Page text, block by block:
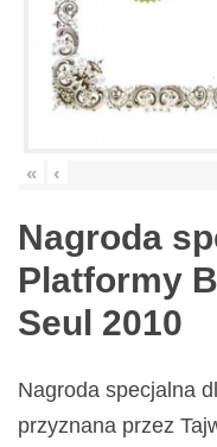
« ‹
Nagroda
Platformy
Seul 2010
Nagroda specjalna
przyznana przez